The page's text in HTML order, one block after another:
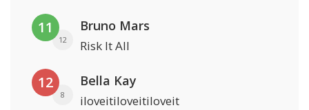
11
12
Bruno Mars
Risk It All
12
8
Bella Kay
iloveitiloveitiloveit